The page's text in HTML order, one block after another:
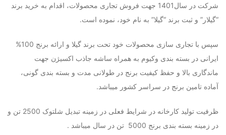
شرکت در سال1401 جهت فروش تجاری محصولات، اقدام به خرید برند
“گیلار” و ثبت برند “گیلا” به نام خود، نموده است.
سپس با تجاری سازی محصولات خود تحت برند گیلا و ارائه برنج 100%
ایرانی در بسته بندی وکیوم به همراه ساشه جاذب اکسیژن جهت
ماندگاری بالا و حفظ کیفیت برنج در طولانی مدت و بسته بندی گونی،
آماده تامین برنج در سراسر کشور میباشد.
ظرفیت تولید کارخانه در شرایط فعلی در زمینه تبدیل شلتوک 2500 تن و
در زمینه بسته بندی برنج 5000 تن در سال میباشد .